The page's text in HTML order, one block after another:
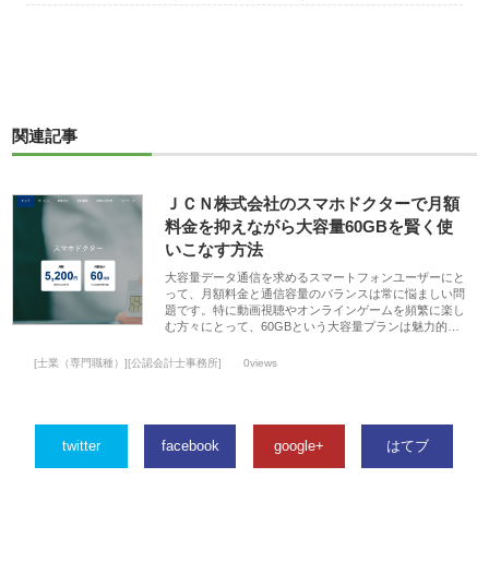
関連記事
ＪＣＮ株式会社のスマホドクターで月額
料金を抑えながら大容量60GBを賢く使
いこなす方法
大容量データ通信を求めるスマートフォンユーザーにと
って、月額料金と通信容量のバランスは常に悩ましい問
題です。特に動画視聴やオンラインゲームを頻繁に楽し
む方々にとって、60GBという大容量プランは魅力的…
[士業（専門職種）][公認会計士事務所] 0views
twitter facebook google+ はてブ